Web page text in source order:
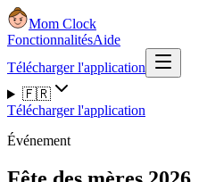
Mom Clock
FonctionnalitésAide
Télécharger l'application
🇫🇷
Télécharger l'application
Événement